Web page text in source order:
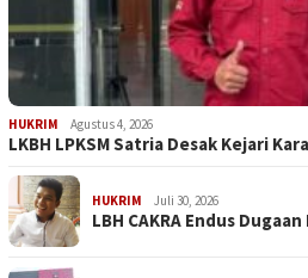
HUKRIM Agustus 4, 2026
LKBH LPKSM Satria Desak Kejari
HUKRIM Juli 30, 2026
LBH CAKRA Endus